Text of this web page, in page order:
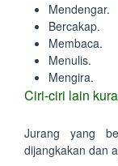
Mendengar.
Bercakap.
Membaca.
Menulis.
Mengira.
Ciri-ciri lain
Jurang yang
dijangkakan dan